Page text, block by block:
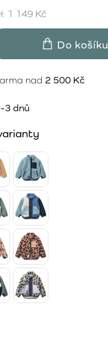
1 149 Kč
Do košíku
nad 2 500 Kč
3 dnů